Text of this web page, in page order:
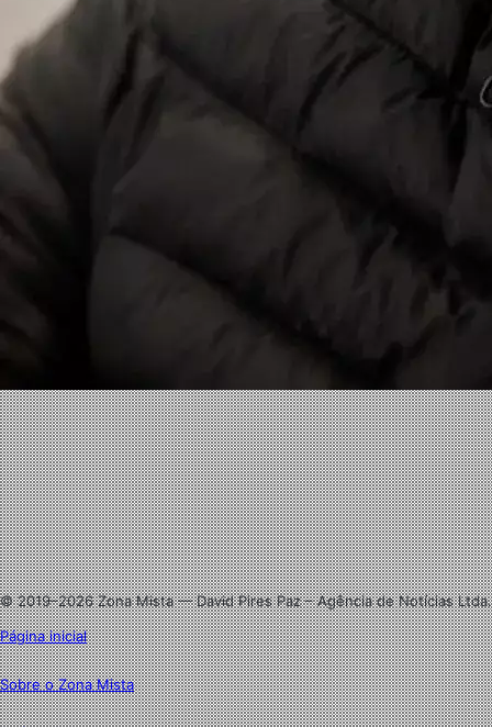
Facebook
X
Linkedin
Instagram
© 2019–2026 Zona Mista — David Pires Paz – Agência de Notícias Ltda.
Página inicial
Sobre o Zona Mista